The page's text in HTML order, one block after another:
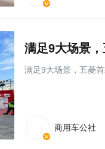
满足9大场景
满足9大场景，五菱
商用车公社